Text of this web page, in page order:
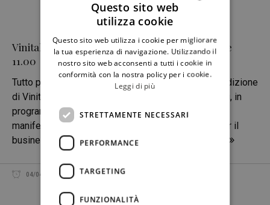
Vinitaly 2025, l’inaugurazione il 6 aprile alle ore
11.00
Tutto pronto a Veronafiere per l’apertura della 57ª edizione
di Vinitaly, il salone internazionale dei vini e distillati, in
programma da domenica 6 a mercoledì 9 aprile. La
manifestazione si conferma punto di riferimento per il
business del vino a livello globale, con la presenza
04/04/2025 REDAZIONE
ENGLISH
Questo sito web
utilizza cookie
Questo sito web utilizza i cookie per migliorare
la tua esperienza di navigazione. Utilizzando il
nostro sito web acconsenti a tutti i cookie in
conformità con la nostra policy per i cookie.
Leggi di più
STRETTAMENTE NECESSARI
PERFORMANCE
TARGETING
FUNZIONALITÀ